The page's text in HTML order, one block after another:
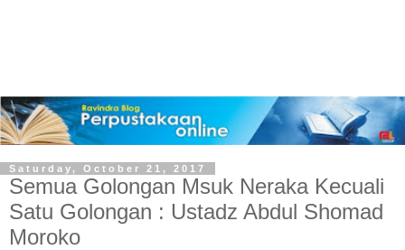
Saturday, October 21, 2017
Semua Golongan Msuk Neraka Kecuali
Satu Golongan : Ustadz Abdul Shomad
Moroko